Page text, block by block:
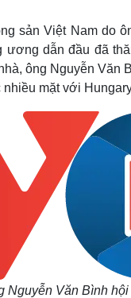
yêu - Gia đình
sản Việt Nam do
dẫn đầu đã
ông Nguyễn Văn
mặt với
Nguyễn Văn Bình